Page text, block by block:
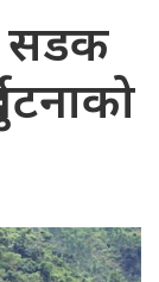
सडक